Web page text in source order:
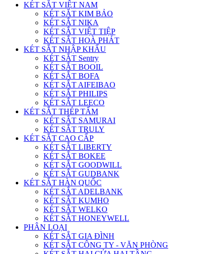
KÉT SẮT VIỆT NAM
KÉT SẮT KIM BẢO
KÉT SẮT NIKA
KÉT SẮT VIỆT TIỆP
KÉT SẮT HOÀ PHÁT
KÉT SẮT NHẬP KHẨU
KÉT SẮT Sentry
KÉT SẮT BOOIL
KÉT SẮT BOFA
KÉT SẮT AIFEIBAO
KÉT SẮT PHILIPS
KÉT SẮT LEECO
KÉT SẮT THÉP TẤM
KÉT SẮT SAMURAI
KÉT SẮT TRULY
KÉT SẮT CAO CẤP
KÉT SẮT LIBERTY
KÉT SẮT BOKEE
KÉT SẮT GOODWILL
KÉT SẮT GUDBANK
KÉT SẮT HÀN QUỐC
KÉT SẮT ADELBANK
KÉT SẮT KUMHO
KÉT SẮT WELKO
KÉT SẮT HONEYWELL
PHÂN LOẠI
KÉT SẮT GIA ĐÌNH
KÉT SẮT CÔNG TY - VĂN PHÒNG